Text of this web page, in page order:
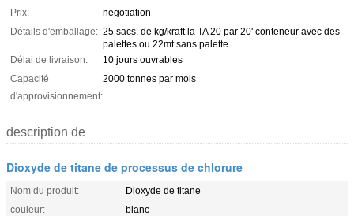
Prix:
negotiation
Détails d'emballage: 25 sacs, de kg/kraft la TA 20 par 20' conteneur avec des
palettes ou 22mt sans palette
Délai de livraison:
10 jours ouvrables
Capacité
d'approvisionnement:
2000 tonnes par mois
description de
Dioxyde de titane de processus de chlorure
Nom du produit:
Dioxyde de titane
couleur:
blanc